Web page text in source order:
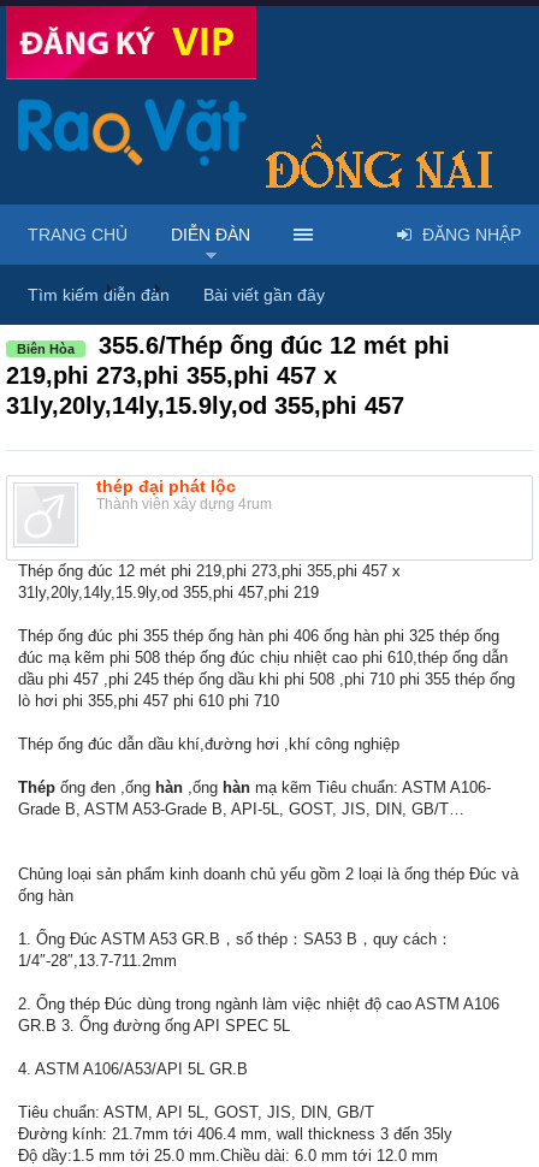
Diễn đàn ... Thiết bị điện & linh phụ kiện
Biên Hòa
355.6/Thép ống đúc 12 mét phi
219,phi 273,phi 355,phi 457 x
31ly,20ly,14ly,15.9ly,od 355,phi 457
thép đại phát lộc
Thành viên xây dựng 4rum
Thép ống đúc 12 mét phi 219,phi 273,phi 355,phi 457 x
31ly,20ly,14ly,15.9ly,od 355,phi 457,phi 219
Thép ống đúc phi 355 thép ống hàn phi 406 ống hàn phi 325 thép ống
đúc mạ kẽm phi 508 thép ống đúc chịu nhiệt cao phi 610,thép ống dẫn
dầu phi 457 ,phi 245 thép ống dầu khi phi 508 ,phi 710 phi 355 thép ống
lò hơi phi 355,phi 457 phi 610 phi 710
Thép ống đúc dẫn dầu khí,đường hơi ,khí công nghiệp
Thép ống đen ,ống hàn ,ống hàn mạ kẽm Tiêu chuẩn: ASTM A106-
Grade B, ASTM A53-Grade B, API-5L, GOST, JIS, DIN, GB/T…
Chủng loại sản phẩm kinh doanh chủ yếu gồm 2 loại là ống thép Đúc và
ống hàn
1. Ống Đúc ASTM A53 GR.B，số thép：SA53 B，quy cách：
1/4″-28″,13.7-711.2mm
2. Ống thép Đúc dùng trong ngành làm việc nhiệt độ cao ASTM A106
GR.B 3. Ống đường ống API SPEC 5L
4. ASTM A106/A53/API 5L GR.B
Tiêu chuẩn: ASTM, API 5L, GOST, JIS, DIN, GB/T
Đường kính: 21.7mm tới 406.4 mm, wall thickness 3 đến 35ly
Độ dầy:1.5 mm tới 25.0 mm.Chiều dài: 6.0 mm tới 12.0 mm
TRANG CHỦ DIỄN ĐÀN
Tìm kiếm diễn đàn Bài viết gần đây
ĐĂNG NHẬP